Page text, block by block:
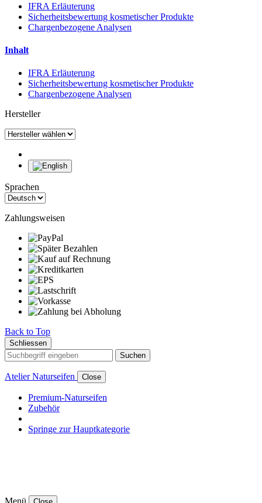
IFRA Erläuterung
Sicherheitsbewertung kosmetischer Produkte
Chargenbezogene Analysen
Inhalt
IFRA Erläuterung
Sicherheitsbewertung kosmetischer Produkte
Chargenbezogene Analysen
Hersteller
Sprachen
Zahlungsweisen
Back to Top
Schliessen
Suchen
Atelier Naturseifen Close
Premium-Naturseifen
Zubehör
Springe zur Hauptkategorie
Menü